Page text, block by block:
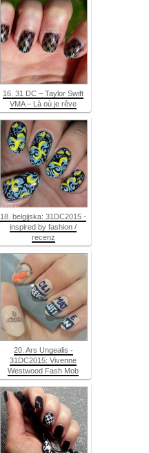
16. 31 DC – Taylor Swift
VMA – Là où je rêve
18. belgijska: 31DC2015 -
inspired by fashion /
recenz
20. Ars Ungealis -
31DC2015: Vivenne
Westwood Fash Mob